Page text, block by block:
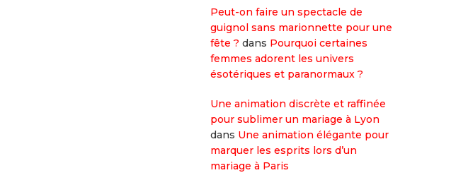
Peut-on faire un spectacle de
guignol sans marionnette pour une
fête ? dans Pourquoi certaines
femmes adorent les univers
ésotériques et paranormaux ?
Une animation discrète et raffinée
pour sublimer un mariage à Lyon
dans Une animation élégante pour
marquer les esprits lors d’un
mariage à Paris